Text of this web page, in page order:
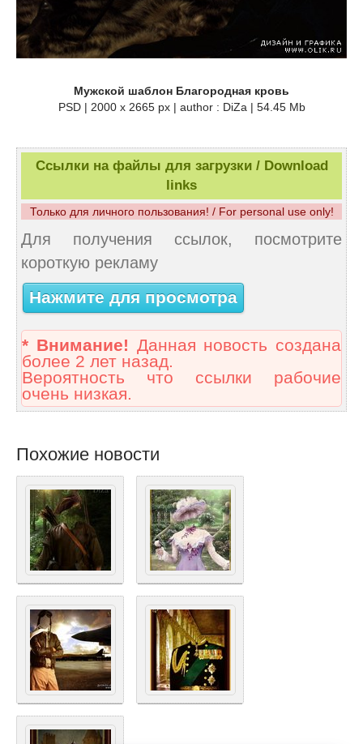
Мужской шаблон Благородная кровь
PSD | 2000 x 2665 px | author : DiZa | 54.45 Mb
Ссылки на файлы для загрузки / Download
links
Только для личного пользования! / For personal use only!
Для получения ссылок, посмотрите
короткую рекламу
Нажмите для просмотра
* Внимание! Данная новость создана
более 2 лет назад.
Вероятность что ссылки рабочие
очень низкая.
Похожие новости